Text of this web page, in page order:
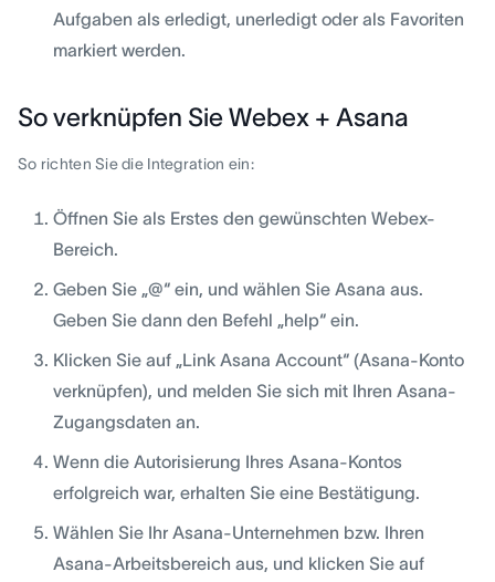
Aufgaben als erledigt, unerledigt oder als Favoriten
markiert werden.
So verknüpfen Sie Webex + Asana
So richten Sie die Integration ein:
Öffnen Sie als Erstes den gewünschten Webex-
Bereich.
Geben Sie „@“ ein, und wählen Sie Asana aus.
Geben Sie dann den Befehl „help“ ein.
Klicken Sie auf „Link Asana Account“ (Asana-Konto
verknüpfen), und melden Sie sich mit Ihren Asana-
Zugangsdaten an.
Wenn die Autorisierung Ihres Asana-Kontos
erfolgreich war, erhalten Sie eine Bestätigung.
Wählen Sie Ihr Asana-Unternehmen bzw. Ihren
Asana-Arbeitsbereich aus, und klicken Sie auf